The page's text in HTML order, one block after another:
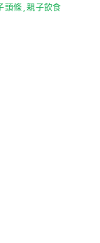
頭條 親子飲食